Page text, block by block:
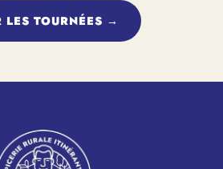
LES TOURNÉES →